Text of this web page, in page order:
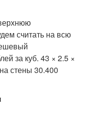
считать на всю
за куб. 43 × 2.5 ×
стены 30.400